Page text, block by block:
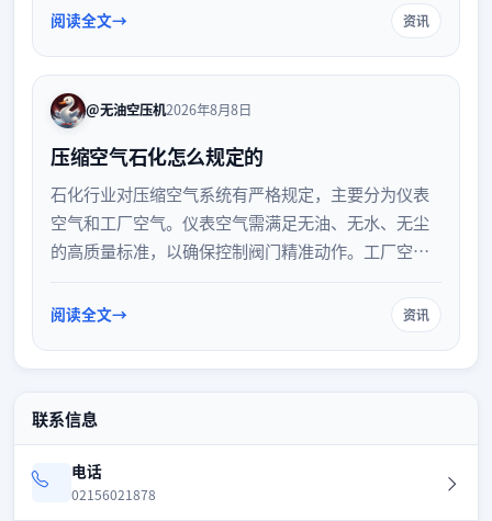
压力容器部件以及日常安全管理要求，帮助企业正确
阅读全文 资讯
@无油空压机2026年8月8日
压缩空气石化怎么规定的
石化行业对压缩空气系统有严格规定，主要分为仪表
空气和工厂空气。仪表空气需满足无油、无水、无尘
的高质量标准，以确保控制阀门精准动作。工厂空气
理、防火防爆、泄漏检测及能效要求，旨在保障生产
阅读全文 资讯
联系信息
电话
02156021878